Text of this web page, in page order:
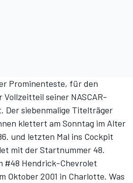
Prominenteste, für den
seiner NASCAR-
Der siebenmalige Titelträger
klettert am Sonntag im Alter
und letzten Mal ins Cockpit
mit der Startnummer 48.
#48 Hendrick-Chevrolet
Oktober 2001 in Charlotte. Was